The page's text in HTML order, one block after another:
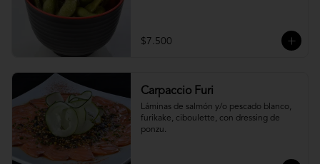
$7.500
Carpaccio Furi
Láminas de salmón y/o pescado blanco,
furikake, ciboulette, con dressing de
ponzu.